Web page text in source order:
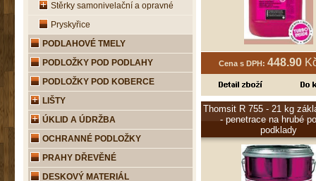
Cena s DPH: 448.90
Thomsit R 755 - 21 kg
- penetrace na hrubé
podklady
Stěrky samonivelační a opravné
Pryskyřice
PODLAHOVÉ TMELY
PODLOŽKY POD PODLAHY
PODLOŽKY POD KOBERCE
LIŠTY
ÚKLID A ÚDRŽBA
OCHRANNÉ PODLOŽKY
PRAHY DŘEVĚNÉ
DESKOVÝ MATERIÁL